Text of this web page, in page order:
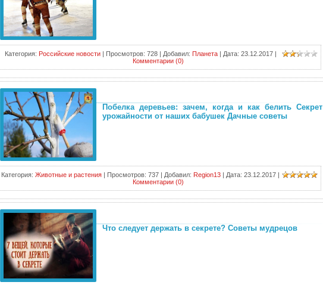
Категория: Российские новости| Просмотров: 728 | Добавил: Планета| Дата: 23.12.2017 |
Комментарии (0)
Побелка деревьев: зачем, когда и как белить Секрет
урожайности от наших бабушек Дачные советы
Категория: Животные и растения | Просмотров: 737 | Добавил: Region13 | Дата: 23.12.2017 |
Комментарии (0)
Что следует держать в секрете? Советы мудрецов